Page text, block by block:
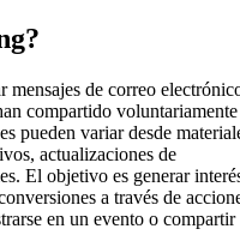
mensajes de correo
compartido voluntariamente
pueden variar desde
actualizaciones de
El objetivo es generar
a través de
en un evento o compartir